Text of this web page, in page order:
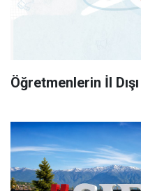
Öğretmenlerin İl